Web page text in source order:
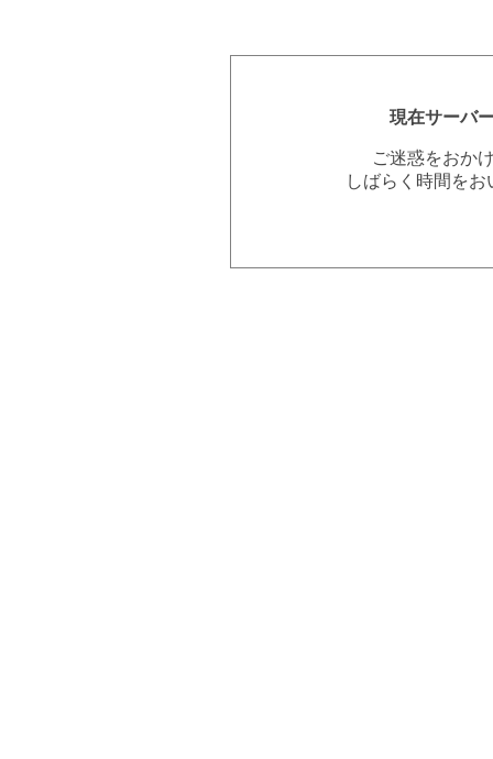
現在サーバ
ご迷惑をおか
しばらく時間を